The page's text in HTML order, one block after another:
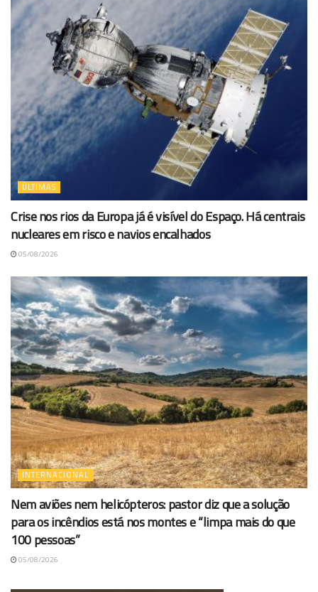
ÚLTIMAS
Crise nos rios da Europa já é visível do Espaço. Há centrais
nucleares em risco e navios encalhados
05/08/2026
INTERNACIONAL
Nem aviões nem helicópteros: pastor diz que a solução
para os incêndios está nos montes e “limpa mais do que
100 pessoas”
05/08/2026